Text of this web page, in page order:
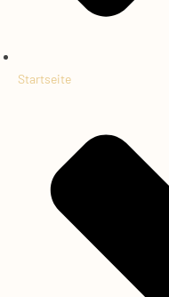
Startseite